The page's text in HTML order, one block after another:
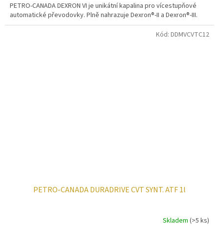
PETRO-CANADA DEXRON VI je unikátní kapalina pro vícestupňové
automatické převodovky. Plně nahrazuje Dexron®-II a Dexron®-III.
PETRO-CANADA DURADRIVE CVT SYNT. ATF 1l
Skladem (>5 ks)
Kód: DDMVCVTC12